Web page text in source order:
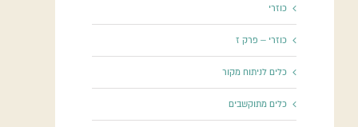
כוזרי
כוזרי – פרק ז
כלים לניתוח מקור
כלים מתוקשבים